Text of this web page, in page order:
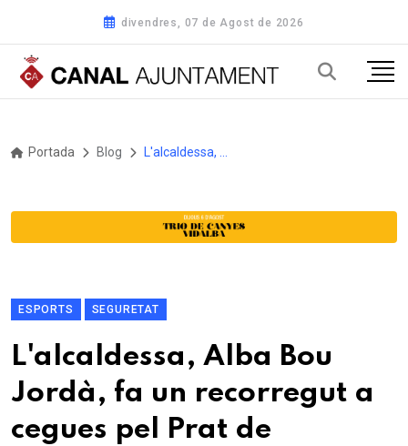
divendres, 07 de Agost de 2026
Portada Blog
ESPORTS SEGURETAT
L'alcaldessa, Alba Bou
Jordà, fa un recorregut a
cegues pel Prat de